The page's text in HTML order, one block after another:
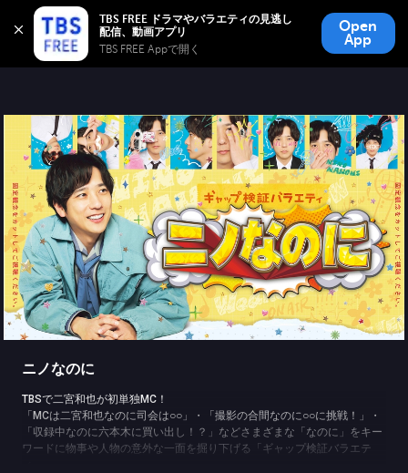
TBS FREE ドラマやバラエティの見逃し
TBS FREE Appで開く
Open
App
TBS FREE
無料見逃し配信
ニノなのに
TBSで二宮和也が初単独MC！
「MCは二宮和也なのに司会は○○」・「撮影の合間なのに○○に挑戦！」・
「収録中なのに六本木に買い出し！？」などさまざまな「なのに」をキー
ワードに物事や人物の意外な一面を掘り下げる「ギャップ検証バラエテ